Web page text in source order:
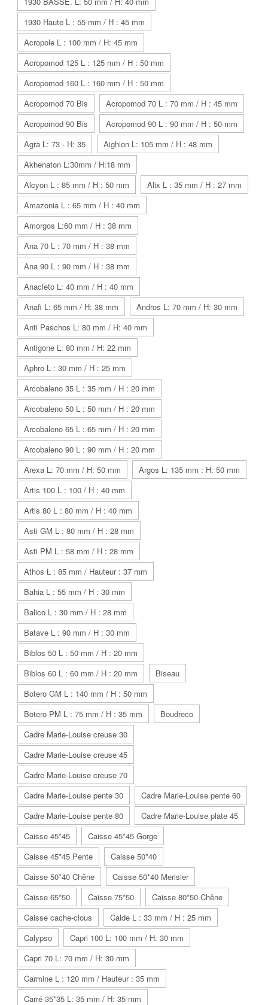
1930 Haute L : 55 mm / H : 45 mm
Acropole L : 100 mm / H: 45 mm
Acropomod 125 L : 125 mm / H : 50 mm
Acropomod 160 L : 160 mm / H : 50 mm
Acropomod 70 Bis
Acropomod 70 L : 70 mm / H : 45 mm
Acropomod 90 Bis
Acropomod 90 L : 90 mm / H : 50 mm
Agra L: 73 - H: 35
Aighion L: 105 mm / H : 48 mm
Akhenaton L:30mm / H:18 mm
Alcyon L : 85 mm / H : 50 mm
Alix L : 35 mm / H : 27 mm
Amazonia L : 65 mm / H : 40 mm
Amorgos L:60 mm / H : 38 mm
Ana 70 L : 70 mm / H : 38 mm
Ana 90 L : 90 mm / H : 38 mm
Anacleto L: 40 mm / H : 40 mm
Anafi L: 65 mm / H: 38 mm
Andros L: 70 mm / H: 30 mm
Anti Paschos L: 80 mm / H: 40 mm
Antigone L: 80 mm / H: 22 mm
Aphro L : 30 mm / H : 25 mm
Arcobaleno 35 L : 35 mm / H : 20 mm
Arcobaleno 50 L : 50 mm / H : 20 mm
Arcobaleno 65 L : 65 mm / H : 20 mm
Arcobaleno 90 L : 90 mm / H : 20 mm
Arexa L: 70 mm / H: 50 mm
Argos L: 135 mm : H: 50 mm
Artis 100 L : 100 / H : 40 mm
Artis 80 L : 80 mm / H : 40 mm
Asti GM L : 80 mm / H : 28 mm
Asti PM L : 58 mm / H : 28 mm
Athos L : 85 mm / Hauteur : 37 mm
Bahia L : 55 mm / H : 30 mm
Balico L : 30 mm / H : 28 mm
Batave L : 90 mm / H : 30 mm
Biblos 50 L : 50 mm / H : 20 mm
Biblos 60 L : 60 mm / H : 20 mm
Biseau
Botero GM L : 140 mm / H : 50 mm
Botero PM L : 75 mm / H : 35 mm
Boudreco
Cadre Marie-Louise creuse 30
Cadre Marie-Louise creuse 45
Cadre Marie-Louise creuse 70
Cadre Marie-Louise pente 30
Cadre Marie-Louise pente 60
Cadre Marie-Louise pente 80
Cadre Marie-Louise plate 45
Caisse 45*45
Caisse 45*45 Gorge
Caisse 45*45 Pente
Caisse 50*40
Caisse 50*40 Chêne
Caisse 50*40 Merisier
Caisse 65*50
Caisse 75*50
Caisse 80*50 Chêne
Caisse cache-clous
Calde L : 33 mm / H : 25 mm
Calypso
Capri 100 L: 100 mm / H: 30 mm
Capri 70 L: 70 mm / H: 30 mm
Carmine L : 120 mm / Hauteur : 35 mm
Carré 35*35 L: 35 mm / H: 35 mm